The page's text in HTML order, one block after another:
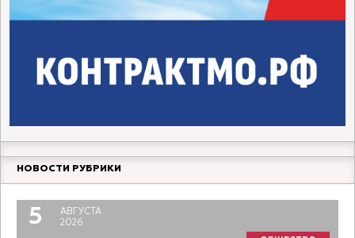
НОВОСТИ РУБРИКИ
5
АВГУСТА
2026